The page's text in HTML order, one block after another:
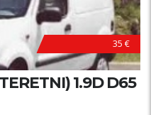
35 €
1.9D D65